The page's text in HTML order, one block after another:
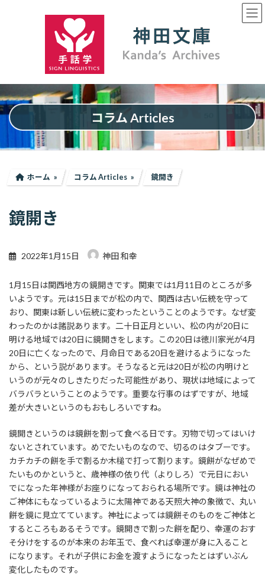
ッ
プ
移
動
コラム Articles
ホーム コラム Articles 鏡開き
鏡開き
2022年1月15日 神田 和幸
1月15日は関西地方の鏡開きです。関東では1月11日のところが多
いようです。元は15日までが松の内で、関西は古い伝統を守って
おり、関東は新しい伝統に変わったということのようです。なぜ変
わったのかは諸説あります。二十日正月といい、松の内が20日に
明ける地域では20日に鏡開きをします。この20日は徳川家光が4月
20日に亡くなったので、月命日である20日を避けるようになった
から、という説があります。そうなると元は20日が松の内明けと
いうのが元々のしきたりだった可能性があり、現状は地域によって
バラバラということのようです。重要な行事のはずですが、地域
差が大きいというのもおもしろいですね。
鏡開きというのは鏡餅を割って食べる日です。刃物で切ってはいけ
ないとされています。めでたいものなので、切るのはタブーです。
カチカチの餅を手で割るか木槌で打って割ります。鏡餅がなぜめで
たいものかというと、歳神様の依り代（よりしろ）で元日におい
でになった年神様がお座りになっておられる場所です。鏡は神社の
ご神体にもなっているように太陽神である天照大神の象徴で、丸い
餅を鏡に見立てています。神社によっては鏡餅そのものをご神体と
するところもあるそうです。鏡開きで割った餅を配り、幸運のおす
そ分けをするのが本来のお年玉で、食べれば幸運が身に入ること
になります。それが子供にお金を渡すようになったとはずいぶん
変化したものです。